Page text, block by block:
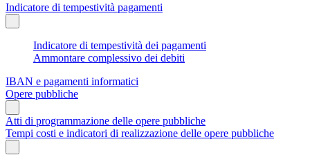
Indicatore di tempestività pagamenti
Indicatore di tempestività dei pagamenti
Ammontare complessivo dei debiti
IBAN e pagamenti informatici
Opere pubbliche
Atti di programmazione delle opere pubbliche
Tempi costi e indicatori di realizzazione delle opere pubbliche